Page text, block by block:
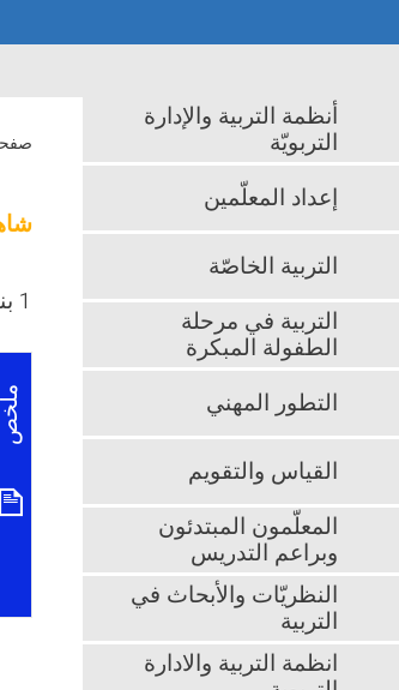
1 بنود
ملخص
أنظمة التربية والإدارة
التربويّة
إعداد المعلّمين
التربية الخاصّة
التربية في مرحلة
الطفولة المبكرة
التطور المهني
القياس والتقويم
المعلّمون المبتدئون
وبراعم التدريس
النظريّات والأبحاث في
التربية
انظمة التربية والادارة